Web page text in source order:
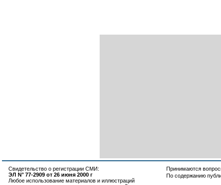
Свидетельство о регистрации СМИ:
ЭЛ N° 77-2909 от 26 июня 2000 г
Любое использование материалов и иллюстраций
Принимаются
По содержанию